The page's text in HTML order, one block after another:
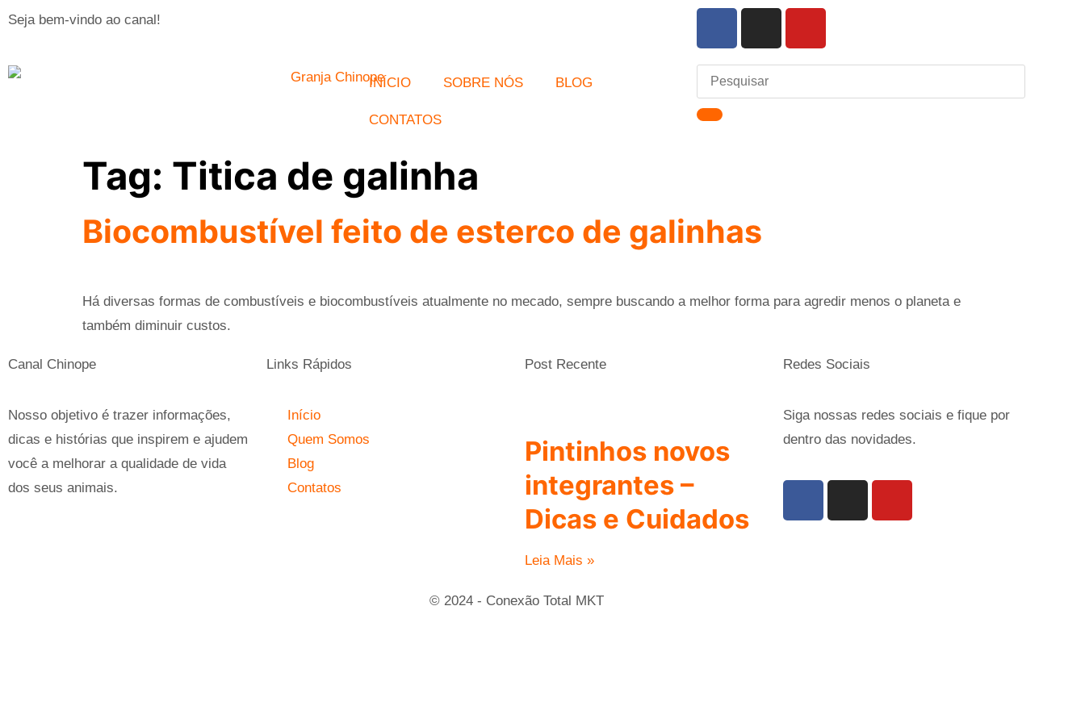
Seja bem-vindo ao canal!
INÍCIO SOBRE NÓS BLOG
CONTATOS
Tag: Titica de galinha
Biocombustível feito de esterco de galinhas
Há diversas formas de combustíveis e biocombustíveis atualmente no mecado, sempre buscando a melhor forma para agredir menos o planeta e
também diminuir custos.
Canal Chinope
Nosso objetivo é trazer informações,
dicas e histórias que inspirem e ajudem
você a melhorar a qualidade de vida
dos seus animais.
Links Rápidos
Início
Quem Somos
Blog
Contatos
Post Recente
Pintinhos novos
integrantes –
Dicas e Cuidados
Leia Mais »
Redes Sociais
Siga nossas redes sociais e fique por
dentro das novidades.
© 2024 - Conexão Total MKT